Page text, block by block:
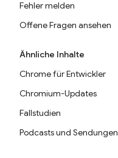
Fehler melden
Offene Fragen ansehen
Ähnliche Inhalte
Chrome für Entwickler
Chromium-Updates
Fallstudien
Podcasts und Sendungen